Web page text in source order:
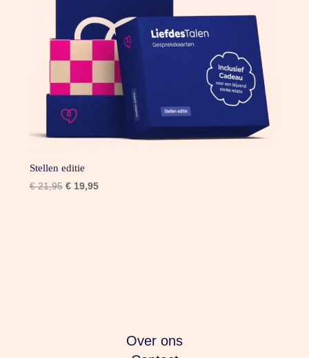
Stellen editie
€21,95 Oorspronkelijke
€19,95Huidige
Over ons